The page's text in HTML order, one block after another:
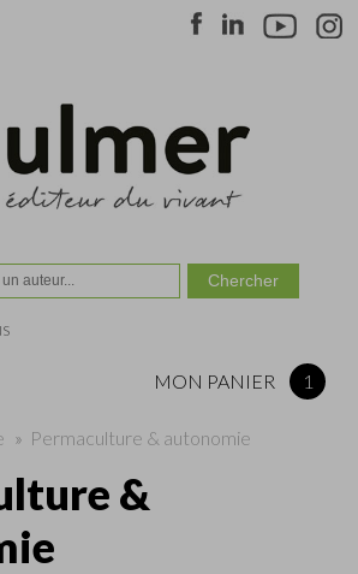
MON PANIER 1
» Permaculture & autonomie
&